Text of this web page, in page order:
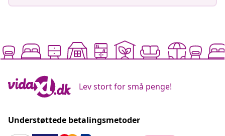
Lev stort for små penge!
Understøttede betalingsmetoder